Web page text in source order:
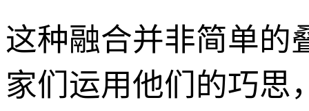
这种融合并非简单的
家们运用他们的巧思